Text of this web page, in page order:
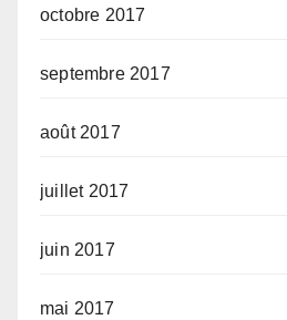
octobre 2017
septembre 2017
août 2017
juillet 2017
juin 2017
mai 2017